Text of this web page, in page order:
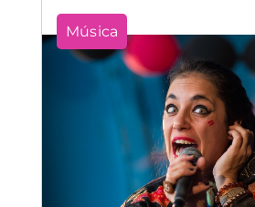
Música